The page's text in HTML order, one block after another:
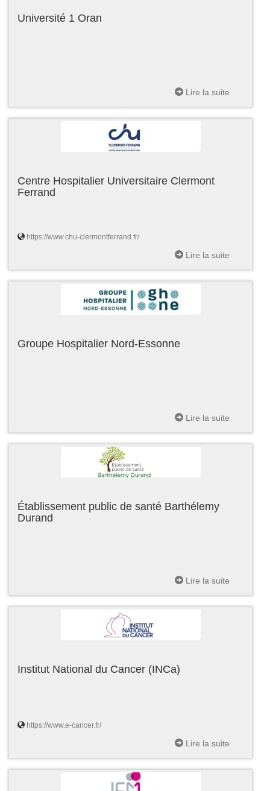
Université 1 Oran
Lire la suite
Centre Hospitalier Universitaire Clermont
Ferrand
https://www.chu-clermontferrand.fr/
Lire la suite
Groupe Hospitalier Nord-Essonne
Lire la suite
Établissement public de santé Barthélemy
Durand
Lire la suite
Institut National du Cancer (INCa)
https://www.e-cancer.fr/
Lire la suite